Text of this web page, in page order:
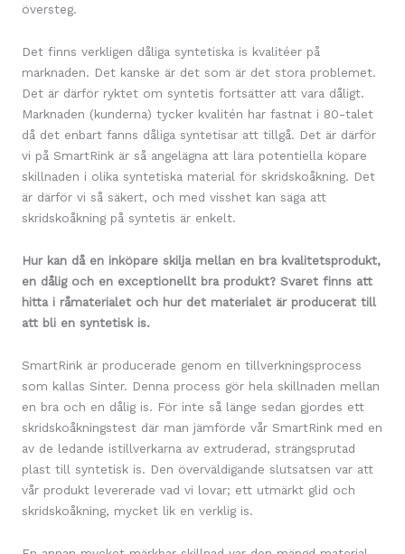
översteg.
Det finns verkligen dåliga syntetiska is kvalitéer på
marknaden. Det kanske är det som är det stora problemet.
Det är därför ryktet om syntetis fortsätter att vara dåligt.
Marknaden (kunderna) tycker kvalitén har fastnat i 80-talet
då det enbart fanns dåliga syntetisar att tillgå. Det är därför
vi på SmartRink är så angelägna att lära potentiella köpare
skillnaden i olika syntetiska material för skridskoåkning. Det
är därför vi så säkert, och med visshet kan säga att
skridskoåkning på syntetis är enkelt.
Hur kan då en inköpare skilja mellan en bra kvalitetsprodukt,
en dålig och en exceptionellt bra produkt? Svaret finns att
hitta i råmaterialet och hur det materialet är producerat till
att bli en syntetisk is.
SmartRink är producerade genom en tillverkningsprocess
som kallas Sinter. Denna process gör hela skillnaden mellan
en bra och en dålig is. För inte så länge sedan gjordes ett
skridskoåkningstest där man jämförde vår SmartRink med en
av de ledande istillverkarna av extruderad, strängsprutad
plast till syntetisk is. Den överväldigande slutsatsen var att
vår produkt levererade vad vi lovar; ett utmärkt glid och
skridskoåkning, mycket lik en verklig is.